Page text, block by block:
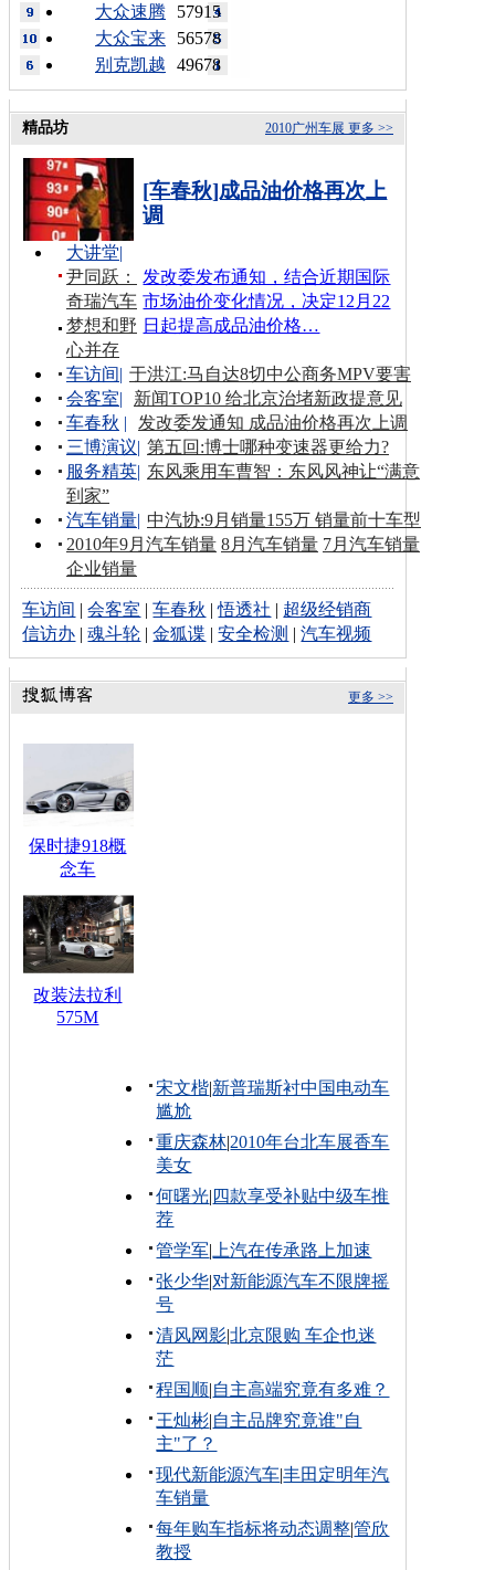
57915
大众速腾
56578
大众宝来
49678
别克凯越
更多 >>
2010广州车展
精品坊
[车春秋]成品油价格再次上
调
发改委发布通知，结合近期国际
市场油价变化情况，决定12月22
日起提高成品油价格…
大讲堂|
尹同跃：
奇瑞汽车
梦想和野
心并存
车访间| 于洪江:马自达8切中公商务MPV要害
会客室|
新闻TOP10 给北京治堵新政提意见
车春秋 |
发改委发通知 成品油价格再次上调
三博演议| 第五回:博士哪种变速器更给力?
服务精英| 东风乘用车曹智：东风风神让“满意
到家”
汽车销量| 中汽协:9月销量155万 销量前十车型
2010年9月汽车销量 8月汽车销量 7月汽车销量
企业销量
车访间 |会客室 |车春秋 |悟透社 | 超级经销商
信访办 |魂斗轮 |金狐谍 |安全检测 |汽车视频
更多 >>
保时捷918概
念车
改装法拉利
575M
宋文楷|新普瑞斯衬中国电动车
尴尬
重庆森林|2010年台北车展香车
美女
何曙光| 四款享受补贴中级车推
荐
管学军| 上汽在传承路上加速
张少华|对新能源汽车不限牌摇
号
清风网影|北京限购 车企也迷
茫
程国顺|自主高端究竟有多难？
王灿彬|自主品牌究竟谁"自
主"了？
现代新能源汽车|丰田定明年汽
车销量
每年购车指标将动态调整|管欣
教授